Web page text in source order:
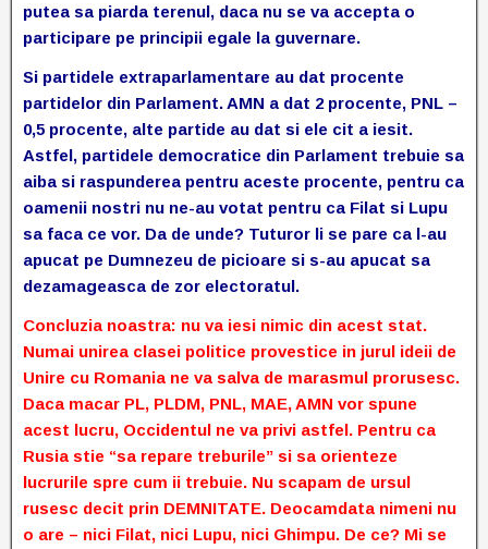
putea sa piarda terenul, daca nu se va accepta o
participare pe principii egale la guvernare.
Si partidele extraparlamentare au dat procente
partidelor din Parlament. AMN a dat 2 procente, PNL –
0,5 procente, alte partide au dat si ele cit a iesit.
Astfel, partidele democratice din Parlament trebuie sa
aiba si raspunderea pentru aceste procente, pentru ca
oamenii nostri nu ne-au votat pentru ca Filat si Lupu
sa faca ce vor. Da de unde? Tuturor li se pare ca l-au
apucat pe Dumnezeu de picioare si s-au apucat sa
dezamageasca de zor electoratul.
Concluzia noastra: nu va iesi nimic din acest stat.
Numai unirea clasei politice provestice in jurul ideii de
Unire cu Romania ne va salva de marasmul prorusesc.
Daca macar PL, PLDM, PNL, MAE, AMN vor spune
acest lucru, Occidentul ne va privi astfel. Pentru ca
Rusia stie “sa repare treburile” si sa orienteze
lucrurile spre cum ii trebuie. Nu scapam de ursul
rusesc decit prin DEMNITATE. Deocamdata nimeni nu
o are – nici Filat, nici Lupu, nici Ghimpu. De ce? Mi se